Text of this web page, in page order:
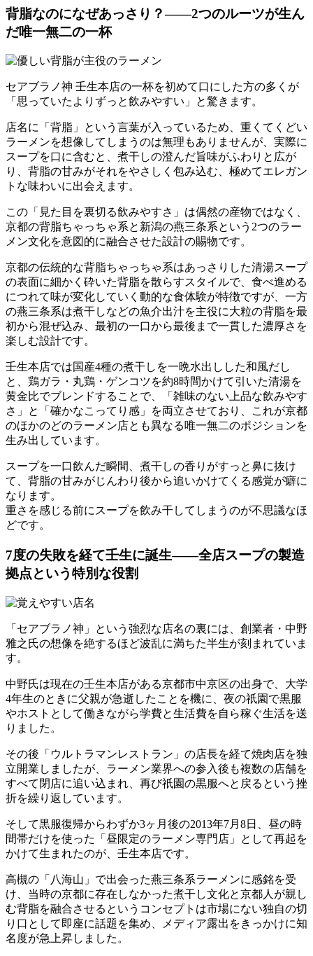
背脂なのになぜあっさり？——2つのルーツが生ん
だ唯一無二の一杯
セアブラノ神 壬生本店の一杯を初めて口にした方の多くが
「思っていたよりずっと飲みやすい」と驚きます。
店名に「背脂」という言葉が入っているため、重くてくどい
ラーメンを想像してしまうのは無理もありませんが、実際に
スープを口に含むと、煮干しの澄んだ旨味がふわりと広が
り、背脂の甘みがそれをやさしく包み込む、極めてエレガン
トな味わいに出会えます。
この「見た目を裏切る飲みやすさ」は偶然の産物ではなく、
京都の背脂ちゃっちゃ系と新潟の燕三条系という2つのラー
メン文化を意図的に融合させた設計の賜物です。
京都の伝統的な背脂ちゃっちゃ系はあっさりした清湯スープ
の表面に細かく砕いた背脂を散らすスタイルで、食べ進める
につれて味が変化していく動的な食体験が特徴ですが、一方
の燕三条系は煮干しなどの魚介出汁を主役に大粒の背脂を最
初から混ぜ込み、最初の一口から最後まで一貫した濃厚さを
楽しむ設計です。
壬生本店では国産4種の煮干しを一晩水出しした和風だし
と、鶏ガラ・丸鶏・ゲンコツを約8時間かけて引いた清湯を
黄金比でブレンドすることで、「雑味のない上品な飲みやす
さ」と「確かなこってり感」を両立させており、これが京都
のほかのどのラーメン店とも異なる唯一無二のポジションを
生み出しています。
スープを一口飲んだ瞬間、煮干しの香りがすっと鼻に抜け
て、背脂の甘みがじんわり後から追いかけてくる感覚が癖に
なります。
重さを感じる前にスープを飲み干してしまうのが不思議なほ
どです。
7度の失敗を経て壬生に誕生——全店スープの製造
拠点という特別な役割
「セアブラノ神」という強烈な店名の裏には、創業者・中野
雅之氏の想像を絶するほど波乱に満ちた半生が刻まれていま
す。
中野氏は現在の壬生本店がある京都市中京区の出身で、大学
4年生のときに父親が急逝したことを機に、夜の祇園で黒服
やホストとして働きながら学費と生活費を自ら稼ぐ生活を送
りました。
その後「ウルトラマンレストラン」の店長を経て焼肉店を独
立開業しましたが、ラーメン業界への参入後も複数の店舗を
すべて閉店に追い込まれ、再び祇園の黒服へと戻るという挫
折を繰り返しています。
そして黒服復帰からわずか3ヶ月後の2013年7月8日、昼の時
間帯だけを使った「昼限定のラーメン専門店」として再起を
かけて生まれたのが、壬生本店です。
高槻の「八海山」で出会った燕三条系ラーメンに感銘を受
け、当時の京都に存在しなかった煮干し文化と京都人が親し
む背脂を融合させるというコンセプトは市場にない独自の切
り口として即座に話題を集め、メディア露出をきっかけに知
名度が急上昇しました。